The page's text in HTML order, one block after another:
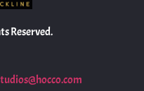
Reserved.